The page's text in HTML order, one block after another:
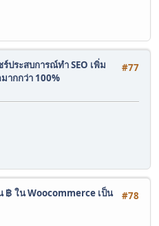
#77
ร์ประสบการณ์ทำ SEO เพิ่ม
ากกว่า 100%
#78
฿ ใน Woocommerce เป็น